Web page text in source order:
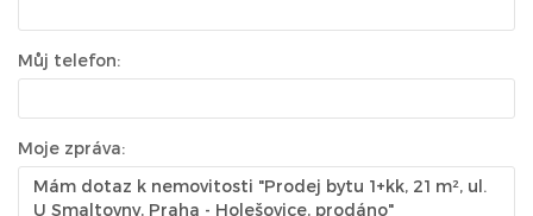
Můj telefon:
Moje zpráva: